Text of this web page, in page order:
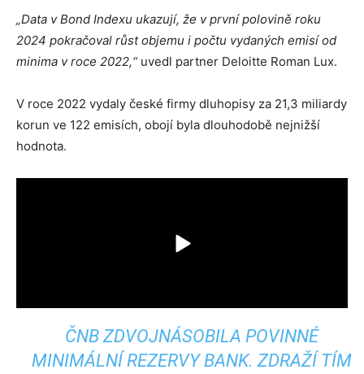
„Data v Bond Indexu ukazují, že v první polovině roku
2024 pokračoval růst objemu i počtu vydaných emisí od
minima v roce 2022,“uvedl partner Deloitte Roman Lux.
V roce 2022 vydaly české firmy dluhopisy za 21,3 miliardy
korun ve 122 emisích, obojí byla dlouhodobě nejnižší
hodnota.
ČNB ZDVOJNÁSOBILA POVINNÉ
MINIMÁLNÍ REZERVY BANK. ZDRAŽÍ TÍM